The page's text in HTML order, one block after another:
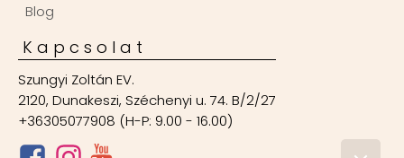
Blog
Kapcsolat
Szungyi Zoltán EV.
2120, Dunakeszi, Széchenyi u. 74. B/2/27
+36305077908 (H-P: 9.00 - 16.00)